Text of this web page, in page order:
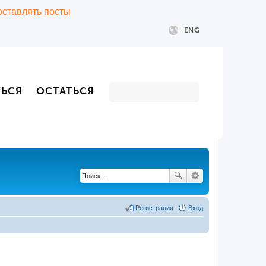
посты
ENG
ОСТАТЬСЯ
Вход
Регистрация